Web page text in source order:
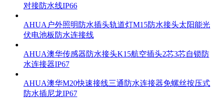
对接防水线IP66
AHUA户外照明防水插头轨道灯M15防水接头太阳能光
伏电池板防水连接线
AHUA澳华传感器防水接头K15航空插头2芯3芯自锁防
水连接器IP67
AHUA澳华M20快速接线三通防水连接器免螺丝按压式
防水插尼龙IP67